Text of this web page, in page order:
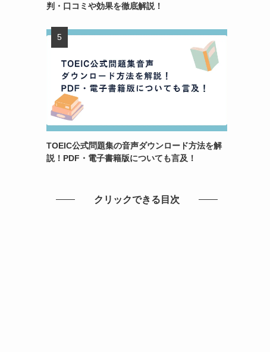
判・口コミや効果を徹底解説！
TOEIC公式問題集の音声ダウンロード方法を解
説！PDF・電子書籍版についても言及！
クリックできる目次